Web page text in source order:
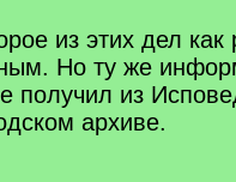
из этих дел
Но ту же
получил из
архиве.